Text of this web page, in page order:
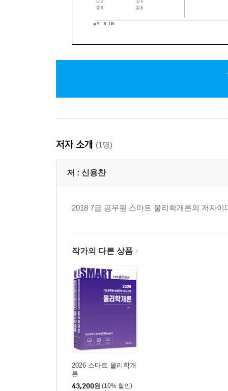
저자 소개 (1명)
저 : 신용찬
2018 7급 공무원 스마트 물리학개론의 저자이
작가의 다른 상품
2026 스마트 물리학개
론
43,200원 (10% 할인)